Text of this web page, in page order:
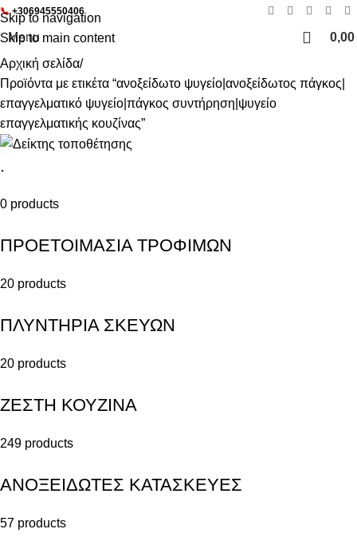
Skip to navigation
Skip to main content
📞 +306945550406
Menu
0,00
Αρχική σελίδα
Προϊόντα με ετικέτα “ανοξείδωτο ψυγείο|ανοξείδωτος πάγκος|
επαγγελματικό ψυγείο|πάγκος συντήρηση|ψυγείο
επαγγελματικής κουζίνας”
.
0 products
ΠΡΟΕΤΟΙΜΑΣΙΑ ΤΡΟΦΙΜΩΝ
20 products
ΠΛΥΝΤΗΡΙΑ ΣΚΕΥΩΝ
20 products
ΖΕΣΤΗ ΚΟΥΖΙΝΑ
249 products
ΑΝΟΞΕΙΔΩΤΕΣ ΚΑΤΑΣΚΕΥΕΣ
57 products